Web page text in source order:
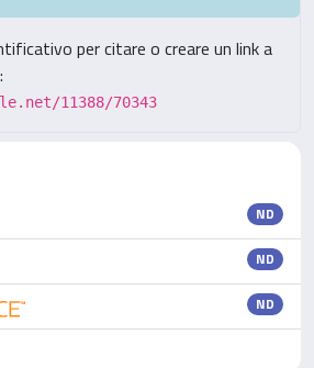
per citare o creare un link a
11388/70343
ND
ND
ND